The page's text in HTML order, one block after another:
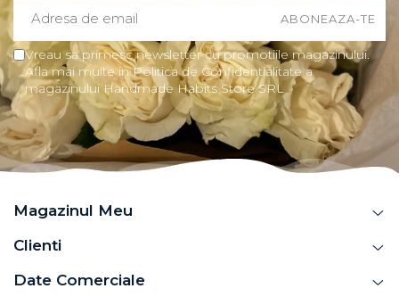
Vreau sa primesc newsletter cu promotiile magazinului.
Afla mai multe in Politica de Confidentialitate a
magazinului Handmade Habits Store SRL
Magazinul Meu
Clienti
Date Comerciale